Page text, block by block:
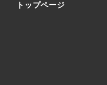
トップページ